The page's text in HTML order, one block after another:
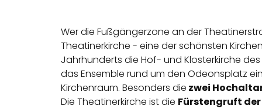
Wer die Fußgängerzone an der
Theatinerkirche - eine der schönsten
Jahrhunderts die Hof- und Klosterkirche
das Ensemble rund um den Odeonsplatz
Kirchenraum. Besonders die zwei
Die Theatinerkirche ist die Fürstengruft